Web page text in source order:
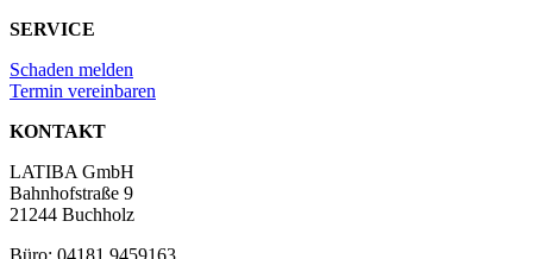
SERVICE
Schaden melden
Termin vereinbaren
KONTAKT
LATIBA GmbH
Bahnhofstraße 9
21244 Buchholz
Büro: 04181 9459163